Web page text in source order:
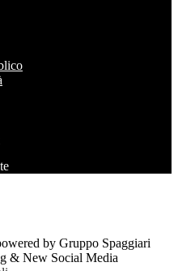
by Gruppo Spaggiari
& New Social Media